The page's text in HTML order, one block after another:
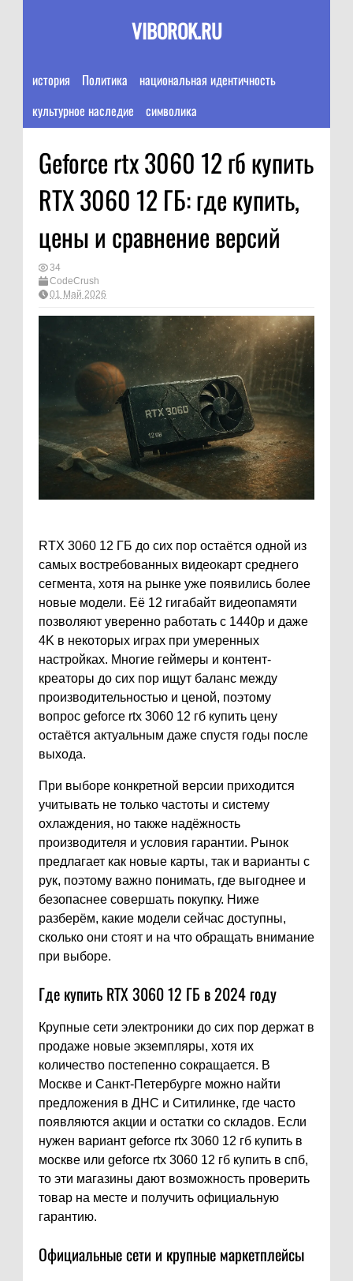
VIBOROK.RU
история Политика
национальная идентичность
культурное наследие
символика
Geforce rtx 3060 12 гб купить
RTX 3060 12 ГБ: где купить,
цены и сравнение версий
34
CodeCrush
01 Май 2026
RTX 3060 12 ГБ до сих пор остаётся одной из
самых востребованных видеокарт среднего
сегмента, хотя на рынке уже появились более
новые модели. Её 12 гигабайт видеопамяти
позволяют уверенно работать с 1440p и даже
4K в некоторых играх при умеренных
настройках. Многие геймеры и контент-
креаторы до сих пор ищут баланс между
производительностью и ценой, поэтому
вопрос geforce rtx 3060 12 гб купить цену
остаётся актуальным даже спустя годы после
выхода.
При выборе конкретной версии приходится
учитывать не только частоты и систему
охлаждения, но также надёжность
производителя и условия гарантии. Рынок
предлагает как новые карты, так и варианты с
рук, поэтому важно понимать, где выгоднее и
безопаснее совершать покупку. Ниже
разберём, какие модели сейчас доступны,
сколько они стоят и на что обращать внимание
при выборе.
Где купить RTX 3060 12 ГБ в 2024 году
Крупные сети электроники до сих пор держат в
продаже новые экземпляры, хотя их
количество постепенно сокращается. В
Москве и Санкт-Петербурге можно найти
предложения в ДНС и Ситилинке, где часто
появляются акции и остатки со складов. Если
нужен вариант geforce rtx 3060 12 гб купить в
москве или geforce rtx 3060 12 гб купить в спб,
то эти магазины дают возможность проверить
товар на месте и получить официальную
гарантию.
Официальные сети и крупные маркетплейсы